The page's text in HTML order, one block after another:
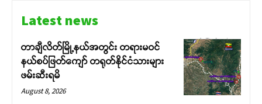
Latest news
တာချီလိတ်မြို့နယ်အတွင်း တရားမဝင်
နယ်စပ်ဖြတ်ကျော် တရုတ်နိုင်ငံသားများ
ဖမ်းဆီးရမိ
August 8, 2026